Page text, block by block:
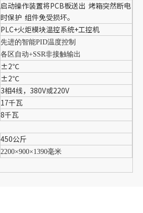
启动操作装置将PCB板送出 烤箱突然断电
时保护 组件免受损坏。
PLC+火炬模块温控系统+工控机
先进的智能PID温度控制
各区自动+SSR非接触输出
±2℃
±2℃
3相4线，380V或220V
17千瓦
8千瓦
450公斤
2200×900×1390毫米